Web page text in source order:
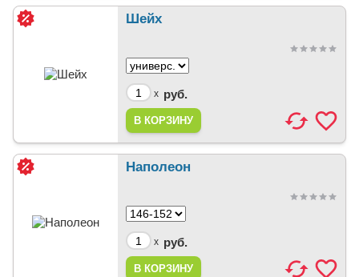
Шейх
x руб.
Наполеон
x руб.